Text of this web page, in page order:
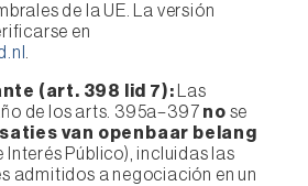
de la UE. La versión
en
(art. 398 lid 7): Las
de los arts. 395a–397 no se
van openbaar belang
Interés Público), incluidas las
admitidos a negociación en un